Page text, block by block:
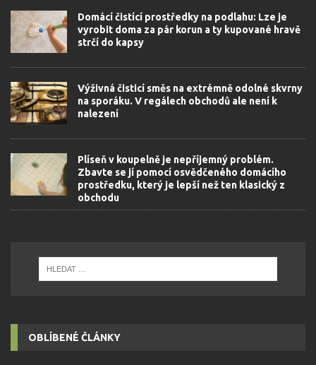
Domácí čistící prostředky na podlahu: Lze je
vyrobit doma za pár korun a ty kupované hravě
strčí do kapsy
Výživná čisticí směs na extrémně odolné skvrny
na sporáku. V regálech obchodů ale není k
nalezení
Plíseň v koupelně je nepříjemný problém.
Zbavte se jí pomocí osvědčeného domácího
prostředku, který je lepší než ten klasický z
obchodu
OBLÍBENÉ ČLÁNKY